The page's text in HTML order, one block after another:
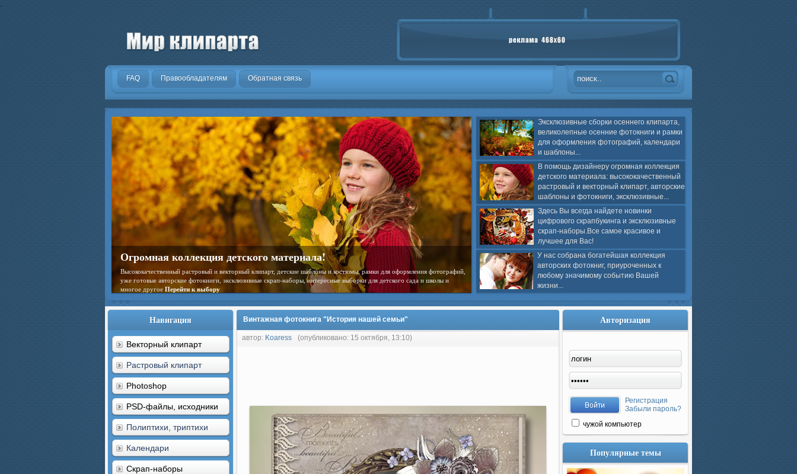
.
FAQ Правообладателям Обратная связь
Эксклюзивные сборки осеннего клипарта,
великолепные осенние фотокниги и рамки
для оформления фотографий, календари
и шаблоны...
В помощь дизайнеру огромная коллекция
детского материала: высококачественный
растровый и векторный клипарт, авторские
шаблоны и фотокниги, эксклюзивные...
Здесь Вы всегда найдете новинки
цифрового скрапбукинга и эксклюзивные
скрап-наборы.Все самое красивое и
лучшее для Вас!
У нас собрана богатейшая коллекция
авторских фотокниг, приуроченных к
любому значимому событию Вашей
жизни...
Огромная коллекция детского материала!
Высококачественный растровый и векторный клипарт, детские шаблоны и костюмы, рамки для оформления фотографий,
уже готовые авторские фотокниги, эксклюзивные скрап-наборы, интересные выборки для детского сада и школы и
многое другое Перейти к выбору
Навигация
Векторный клипарт
Растровый клипарт
Photoshop
PSD-файлы, исходники
Полиптихи, триптихи
Календари
Скрап-наборы
Винтажная фотокнига "История нашей семьи"
автор: Koaress (опубликовано: 15 октября, 13:10)
Авторизация
Регистрация
Забыли пароль?
чужой компьютер
Популярные темы